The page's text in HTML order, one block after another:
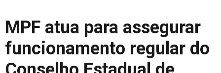
MPF atua para assegurar
funcionamento regular do